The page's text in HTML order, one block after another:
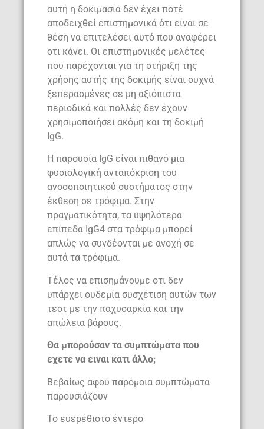
αυτή η δοκιμασία δεν έχει ποτέ
αποδειχθεί επιστημονικά ότι είναι σε
θέση να επιτελέσει αυτό που αναφέρει
οτι κάνει. Οι επιστημονικές μελέτες
που παρέχονται για τη στήριξη της
χρήσης αυτής της δοκιμής είναι συχνά
ξεπερασμένες σε μη αξιόπιστα
περιοδικά και πολλές δεν έχουν
χρησιμοποιήσει ακόμη και τη δοκιμή
IgG.
Η παρουσία IgG είναι πιθανό μια
φυσιολογική ανταπόκριση του
ανοσοποιητικού συστήματος στην
έκθεση σε τρόφιμα. Στην
πραγματικότητα, τα υψηλότερα
επίπεδα IgG4 στα τρόφιμα μπορεί
απλώς να συνδέονται με ανοχή σε
αυτά τα τρόφιμα.
Τέλος να επισημάνουμε οτι δεν
υπάρχει ουδεμία συσχέτιση αυτών των
τεστ με την παχυσαρκία και την
απώλεια βάρους.
Θα μπορούσαν τα συμπτώματα που
εχετε να ειναι κατι άλλο;
Βεβαίως αφού παρόμοια συμπτώματα
παρουσιάζουν
To ευερέθιστο έντερο